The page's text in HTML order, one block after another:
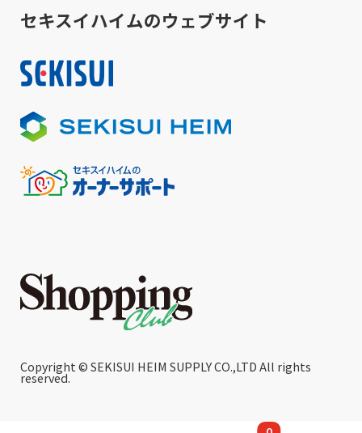
セキスイハイムのウェブサイト
Copyright © SEKISUI HEIM SUPPLY CO.,LTD All rights
reserved.